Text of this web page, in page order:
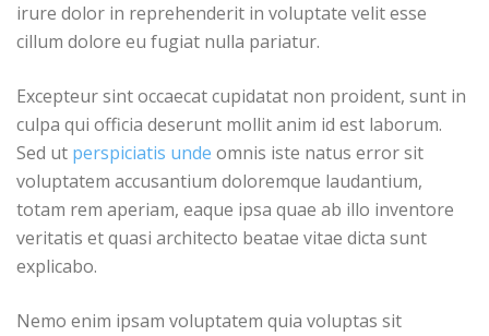
irure dolor in reprehenderit in voluptate velit esse
cillum dolore eu fugiat nulla pariatur.
Excepteur sint occaecat cupidatat non proident, sunt in
culpa qui officia deserunt mollit anim id est laborum.
Sed ut perspiciatis unde omnis iste natus error sit
voluptatem accusantium doloremque laudantium,
totam rem aperiam, eaque ipsa quae ab illo inventore
veritatis et quasi architecto beatae vitae dicta sunt
explicabo.
Nemo enim ipsam voluptatem quia voluptas sit